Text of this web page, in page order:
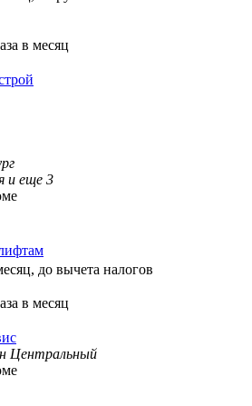
в месяц
и еще 3
до вычета налогов
в месяц
Центральный